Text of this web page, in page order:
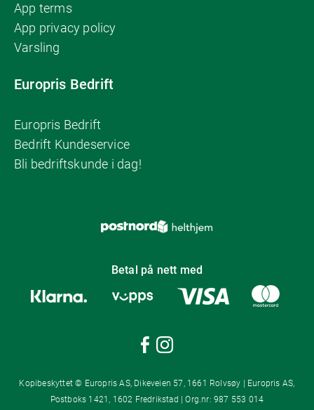
App terms
App privacy policy
Varsling
Europris Bedrift
Europris Bedrift
Bedrift Kundeservice
Bli bedriftskunde i dag!
Betal på nett med
Kopibeskyttet © Europris AS, Dikeveien 57, 1661 Rolvsøy | Europris AS,
Postboks 1421, 1602 Fredrikstad | Org.nr: 987 553 014